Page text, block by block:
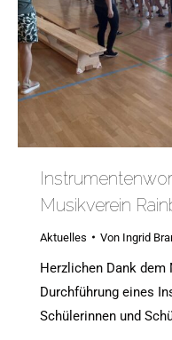
Musikverein
Aktuelles Von Ingrid
Herzlichen Dank dem
Durchführung eines
Schülerinnen und